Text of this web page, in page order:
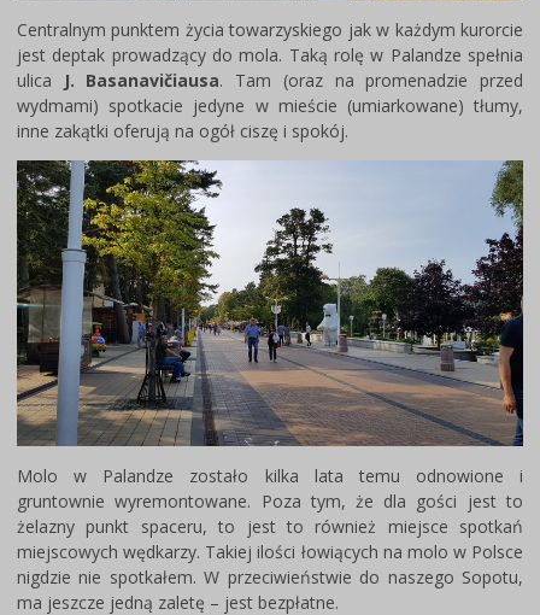
Centralnym punktem życia towarzyskiego jak w każdym kurorcie
jest deptak prowadzący do mola. Taką rolę w Palandze spełnia
ulica
J. Basanavičiausa. Tam (oraz na promenadzie przed
wydmami) spotkacie jedyne w mieście (umiarkowane) tłumy,
inne zakątki oferują na ogół ciszę i spokój.
Molo w Palandze zostało kilka lata temu odnowione i
gruntownie wyremontowane. Poza tym, że dla gości jest to
żelazny punkt spaceru, to jest to również miejsce spotkań
miejscowych wędkarzy. Takiej ilości łowiących na molo w Polsce
nigdzie nie spotkałem. W przeciwieństwie do naszego Sopotu,
ma jeszcze jedną zaletę – jest bezpłatne.